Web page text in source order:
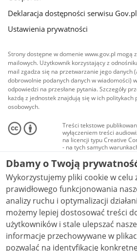
Deklaracja dostępności serwisu Gov.pl
Ustawienia prywatności
Strony dostępne w domenie www.gov.pl mogą
mailowych. Użytkownik korzystający z
mail zgadza się na przetwarzanie jego danych
dobrowolnie podanych danych w wiadomości)
odpowiedzi na przesłane pytania. Szczegóły
każdą z jednostek znajdują się w ich
osobowych.
Treści tekstowe
wyłączeniem treści
na licencji typu Creative
- na tych samych
Materiały audiowizualne,
audio i wideo, są
Creative Commons:
niekomercyjne - bez
NC-ND 4.0), o ile nie jest to
Dbamy o Twoją
Wykorzystujemy pliki cookie w celu
prawidłowego funkcjonowania
analizy ruchu i optymalizacji działania
możemy lepiej dostosować treści
użytkowników i stale ulepszać nasze usługi.
informacje przechowywane w
pozwalać na identyfikację